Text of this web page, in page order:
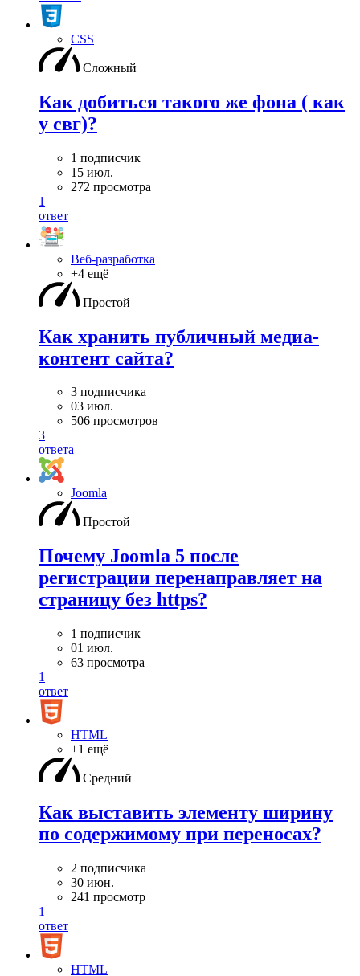
CSS
Сложный
Как добиться такого же фона ( как
у свг)?
1 подписчик
15 июл.
272 просмотра
1
ответ
Веб-разработка
+4 ещё
Простой
Как хранить публичный медиа-
контент сайта?
3 подписчика
03 июл.
506 просмотров
3
ответа
Joomla
Простой
Почему Joomla 5 после
регистрации перенаправляет на
страницу без https?
1 подписчик
01 июл.
63 просмотра
1
ответ
HTML
+1 ещё
Средний
Как выставить элементу ширину
по содержимому при переносах?
2 подписчика
30 июн.
241 просмотр
1
ответ
HTML